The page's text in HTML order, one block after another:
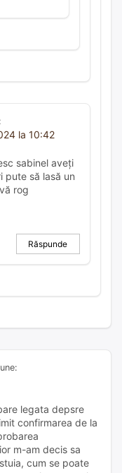
la 10:42
sabinel aveți
pute să lasă un
rog
Răspunde
legata depsre
confirmarea de la
m-am decis sa
cum se poate